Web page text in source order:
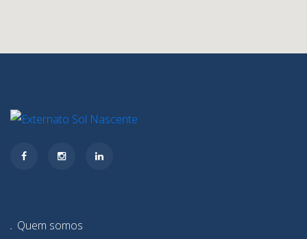
Quem somos